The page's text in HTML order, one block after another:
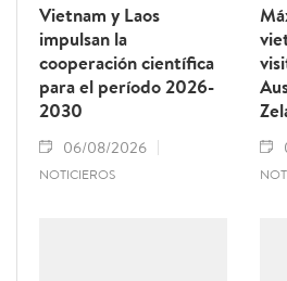
Vietnam y Laos
impulsan la
cooperación científica
para el período 2026-
2030
06/08/2026
NOTICIEROS